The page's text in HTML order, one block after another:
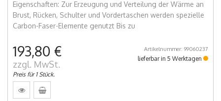
Eigenschaften: Zur Erzeugung und Verteilung der Wärme an
Brust, Rücken, Schulter und Vordertaschen werden spezielle
Carbon-Faser-Elemente genutzt Bis zu
193,80 €
zzgl. MwSt.
Preis für 1 Stück.
Artikelnummer: 99060237
lieferbar in 5 Werktagen